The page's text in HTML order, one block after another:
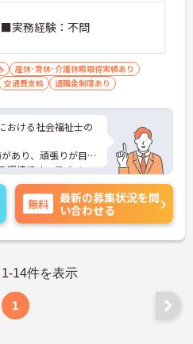
実務経験：不問
産休･育休･介護休暇取得実績あり
交通費支給 退職金制度あり
おける社会福祉士の
あり、頑張りが目に
環境です。モチベー
ポイントなど、さら
軽にご相談くださ
無料
最新の募集状況を問
い合わせる
14件を表示
1